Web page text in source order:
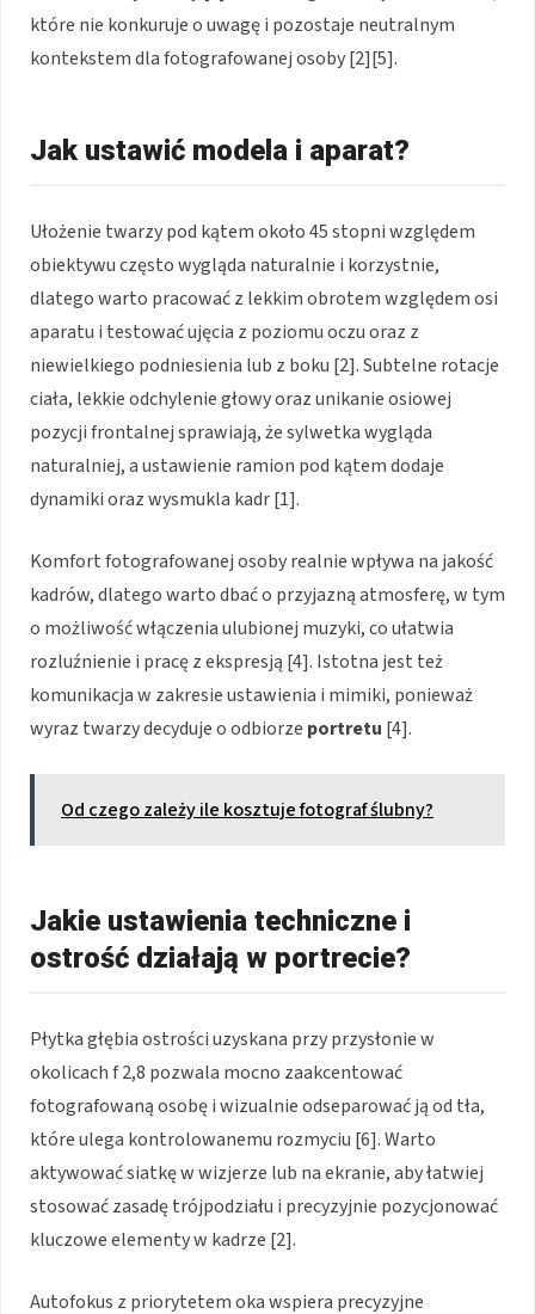
które nie konkuruje o uwagę i pozostaje neutralnym
kontekstem dla fotografowanej osoby [2][5].
Jak ustawić modela i aparat?
Ułożenie twarzy pod kątem około 45 stopni względem
obiektywu często wygląda naturalnie i korzystnie,
dlatego warto pracować z lekkim obrotem względem osi
aparatu i testować ujęcia z poziomu oczu oraz z
niewielkiego podniesienia lub z boku [2]. Subtelne rotacje
ciała, lekkie odchylenie głowy oraz unikanie osiowej
pozycji frontalnej sprawiają, że sylwetka wygląda
naturalniej, a ustawienie ramion pod kątem dodaje
dynamiki oraz wysmukla kadr [1].
Komfort fotografowanej osoby realnie wpływa na jakość
kadrów, dlatego warto dbać o przyjazną atmosferę, w tym
o możliwość włączenia ulubionej muzyki, co ułatwia
rozluźnienie i pracę z ekspresją [4]. Istotna jest też
komunikacja w zakresie ustawienia i mimiki, ponieważ
wyraz twarzy decyduje o odbiorze portretu [4].
Od czego zależy ile kosztuje fotograf ślubny?
Jakie ustawienia techniczne i
ostrość działają w portrecie?
Płytka głębia ostrości uzyskana przy przysłonie w
okolicach f 2,8 pozwala mocno zaakcentować
fotografowaną osobę i wizualnie odseparować ją od tła,
które ulega kontrolowanemu rozmyciu [6]. Warto
aktywować siatkę w wizjerze lub na ekranie, aby łatwiej
stosować zasadę trójpodziału i precyzyjnie pozycjonować
kluczowe elementy w kadrze [2].
Autofokus z priorytetem oka wspiera precyzyjne